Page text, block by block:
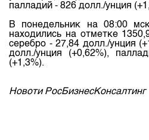
палладий - 826 долл./унция
В понедельник на 08:00
находились на отметке
серебро - 27,84 долл./унция
долл./унция (+0,62%),
(+1,3%).
Новоти РосБизнесКонсалтинг